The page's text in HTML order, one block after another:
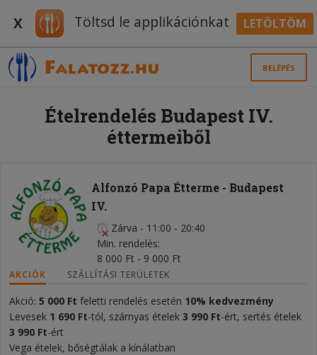
X Töltsd le applikációnkat LETÖLTÖM
BELÉPÉS
Ételrendelés Budapest IV.
éttermeiből
Alfonzó Papa Étterme - Budapest
IV.
Zárva - 11:00 - 20:40
Min. rendelés
8 000 Ft - 9 000 Ft
AKCIÓK SZÁLLÍTÁSI TERÜLETEK
Akció: 5 000 Ft feletti rendelés esetén 10% kedvezmény
Levesek 1 690 Ft-tól, szárnyas ételek 3 990 Ft-ért, sertés ételek
3 990 Ft-ért
Vega ételek, bőségtálak a kínálatban